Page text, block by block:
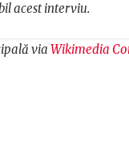
acest interviu.
via Wikimedia